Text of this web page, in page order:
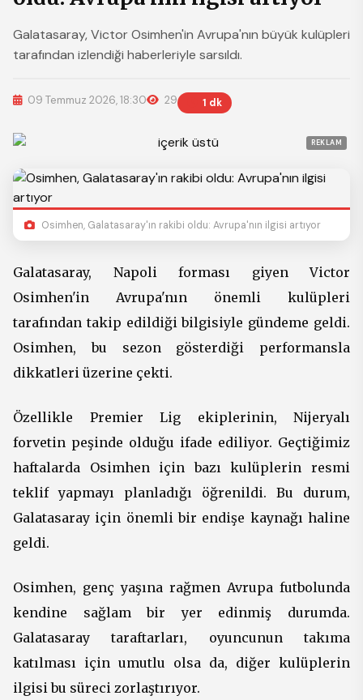
Galatasaray, Victor Osimhen'in Avrupa'nın büyük kulüpleri
tarafından izlendiği haberleriyle sarsıldı.
09 Temmuz 2026, 18:30 29 1 dk
REKLAM
Osimhen, Galatasaray'ın rakibi oldu: Avrupa'nın ilgisi artıyor
Galatasaray, Napoli forması giyen Victor
Osimhen'in Avrupa'nın önemli kulüpleri
tarafından takip edildiği bilgisiyle gündeme geldi.
Osimhen, bu sezon gösterdiği performansla
dikkatleri üzerine çekti.
Özellikle Premier Lig ekiplerinin, Nijeryalı
forvetin peşinde olduğu ifade ediliyor. Geçtiğimiz
haftalarda Osimhen için bazı kulüplerin resmi
teklif yapmayı planladığı öğrenildi. Bu durum,
Galatasaray için önemli bir endişe kaynağı haline
geldi.
Osimhen, genç yaşına rağmen Avrupa futbolunda
kendine sağlam bir yer edinmiş durumda.
Galatasaray taraftarları, oyuncunun takıma
katılması için umutlu olsa da, diğer kulüplerin
ilgisi bu süreci zorlaştırıyor.